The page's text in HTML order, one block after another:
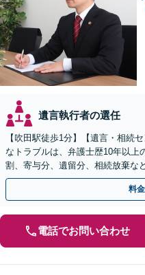
遺言執行者の選任
【吹田駅徒歩1分】【遺言・相続
なトラブルは、弁護士歴10年以上
割、寄与分、遺留分、相続放棄な
宅訪問にも対応。【税理士や司法
料
電話でお問い合わせ